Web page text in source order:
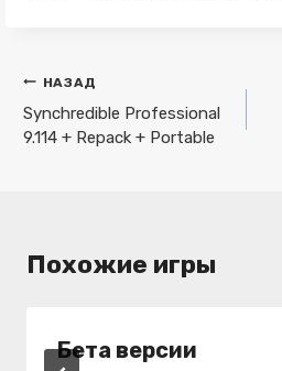
Навигация
по
записям
НАЗАД
Synchredible Professional
9.114 + Repack + Portable
Похожие игры
Бета версии